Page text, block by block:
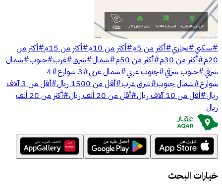
#سكني#تجاري#أكثر من 5م #أكثر من 10م #أكثر من 15م #أكثر من
20م #أكثر من 30م #أكثر من 50م #شمال#شرق#غرب#جنوب#شمال
شرقي#جنوب شرقي#جنوب غربي#شمال غربي#3 شوارع #
4
شوارع#شمال جنوب#شرق غرب#أقل من 1500 ريال #
أقل من 3 آلاف
ريال#أقل من 10 آلاف ريال #أقل من 20 ألف ريال #
أكثر من 20 ألف
ريال
خيارات البحث